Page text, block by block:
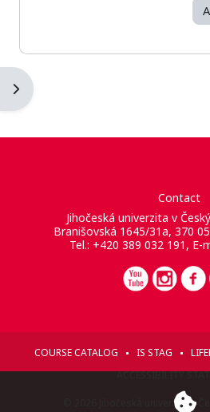
Apri il cassetto del blocco
Contact
Jihočeská univerzita v
Branišovská 1645/31a, 370
Tel.: +420 389 032 191, E-
COURSE CATALOG IS STAG
ACCESSIBILITY
© 2026 Jihočeská univerzita v